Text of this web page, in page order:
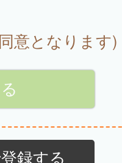
意となります)
録する